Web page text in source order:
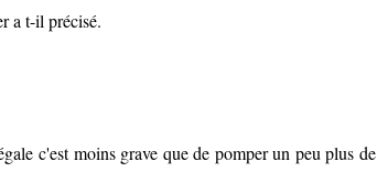
a t-il précisé.
c'est moins grave que de pomper un peu plus de